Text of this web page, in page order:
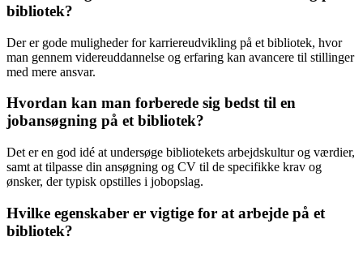
bibliotek?
Der er gode muligheder for karriereudvikling på et bibliotek, hvor
man gennem videreuddannelse og erfaring kan avancere til stillinger
med mere ansvar.
Hvordan kan man forberede sig bedst til en
jobansøgning på et bibliotek?
Det er en god idé at undersøge bibliotekets arbejdskultur og værdier,
samt at tilpasse din ansøgning og CV til de specifikke krav og
ønsker, der typisk opstilles i jobopslag.
Hvilke egenskaber er vigtige for at arbejde på et
bibliotek?